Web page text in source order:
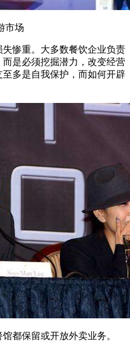
市场
惨重。大多数餐饮企业负责
是必须挖掘潜力，改变经营
多是自我保护，而如何开辟
都保留或开放外卖业务。